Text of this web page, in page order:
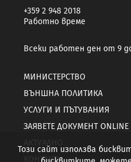
+359 2 948 2018
Работно време
Всеки работен ден от 9
МИНИСТЕРСТВО
ВЪНШНА ПОЛИТИКА
УСЛУГИ И ПЪТУВАНИЯ
ЗАЯВЕТЕ ДОКУМЕНТ ONLINE
КОНТАКТИ
Този сайт използва